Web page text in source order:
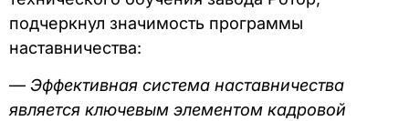
подчеркнул значимость программы
наставничества:
— Эффективная система наставничества
является ключевым элементом кадровой